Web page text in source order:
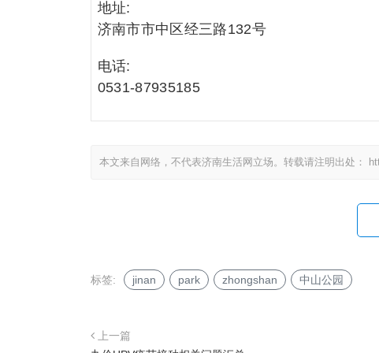
地址:
济南市市中区经三路132号
电话:
0531-87935185
本文来自网络，不代表济南生活网立场。转载请注明出处：
标签: jinan park zhongshan 中山公园
上一篇